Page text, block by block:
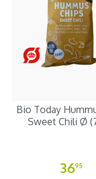
Bio Today
Sweet Chili Ø
3695